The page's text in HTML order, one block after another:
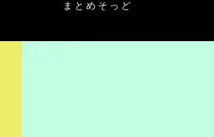
まとめそっど